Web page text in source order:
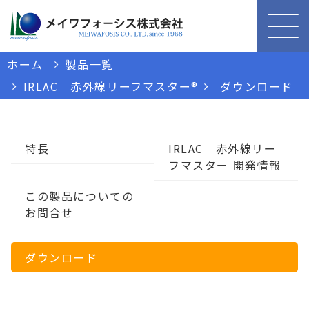
ホーム
製品一覧
IRLAC 赤外線リーフマスター®
ダウンロード
特長
IRLAC 赤外線リー
フマスター 開発情報
この製品についての
お問合せ
ダウンロード